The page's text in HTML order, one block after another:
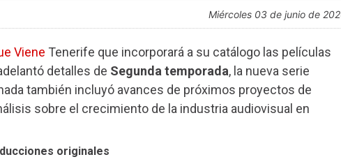
miércoles 03 de junio de
Viene Tenerife que incorporará a su catálogo las películas
detalles de Segunda temporada, la nueva serie
también incluyó avances de próximos proyectos de
sobre el crecimiento de la industria audiovisual en
originales